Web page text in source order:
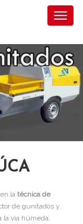
la técnica de
de gunitados y
la vía húmeda,